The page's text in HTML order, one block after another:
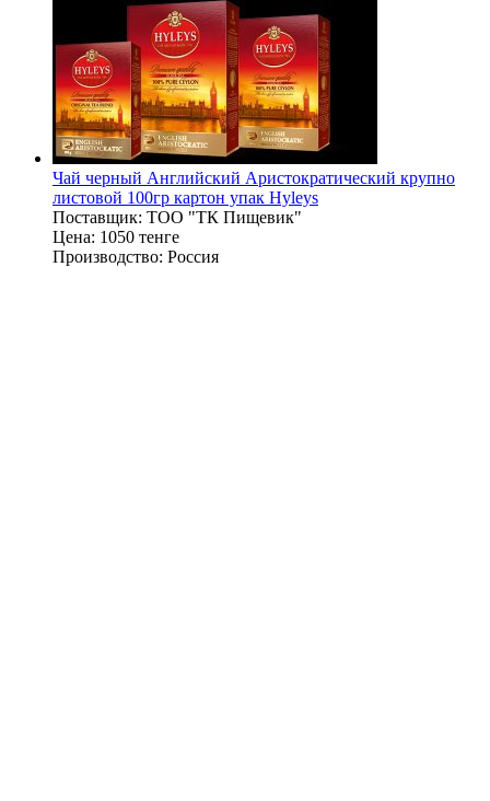
Чай черный Английский Аристократический крупно
листовой 100гр картон упак Hyleys
Поставщик: ТОО "ТК Пищевик"
Цена: 1050 тенге
Производство: Россия